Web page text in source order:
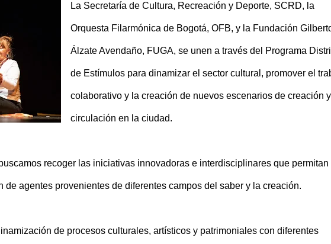
La Secretaría de Cultura, Recreación y Deporte, SCRD, la
Orquesta Filarmónica de Bogotá, OFB, y la Fundación
Álzate Avendaño, FUGA, se unen a través del Programa
de Estímulos para dinamizar el sector cultural, promover el
colaborativo y la creación de nuevos escenarios de creación y
circulación en la ciudad.
recoger las iniciativas innovadoras e interdisciplinares que permitan
de agentes provenientes de diferentes campos del saber y la creación.
de procesos culturales, artísticos y patrimoniales con diferentes